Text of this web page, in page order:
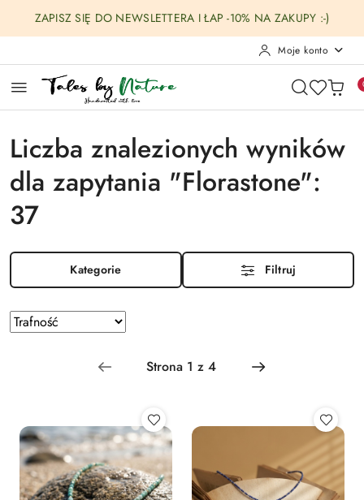
Przejdź do treści głównej
Przejdź do wyszukiwarki
Przejdź do moje konto
Przejdź do menu głównego
Przejdź do stopki
ZAPISZ SIĘ DO NEWSLETTERA I ŁAP -10% NA ZAKUPY :-)
Moje konto
Liczba znalezionych wyników
dla zapytania "Florastone":
37
Kategorie Filtruj
Zastosowano
sortowanie:
Sortuj
według